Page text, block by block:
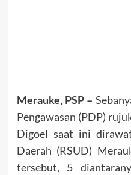
Merauke, PSP –
Pengawasan (PDP)
Digoel saat ini
Daerah (RSUD)
tersebut, 5